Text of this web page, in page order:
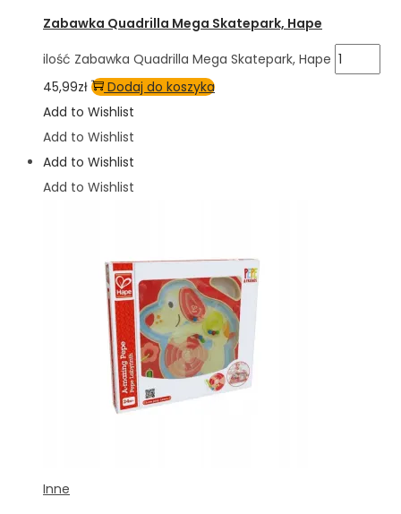
Zabawka Quadrilla Mega Skatepark, Hape
ilość Zabawka Quadrilla Mega Skatepark, Hape
45,99zł
Dodaj do koszyka
Add to Wishlist
Add to Wishlist
Add to Wishlist
Add to Wishlist
Inne